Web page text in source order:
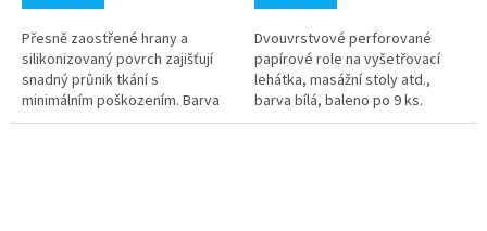
z
5
hvězdiček.
Přesně zaostřené hrany a
silikonizovaný povrch zajišťují
snadný průnik tkání s
minimálním poškozením. Barva
zelená.Balení:100ks v krabici
z
5
hvězdiček.
Dvouvrstvové perforované
papírové role na vyšetřovací
lehátka, masážní stoly atd.,
barva bílá, baleno po 9 ks.
Prodej po balení - 9 ks